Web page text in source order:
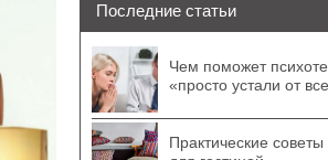
Последние статьи
Чем поможет
«просто устали от
Практические